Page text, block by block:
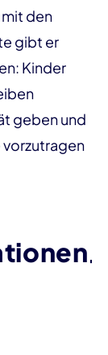
den
gibt er
Kinder
geben und